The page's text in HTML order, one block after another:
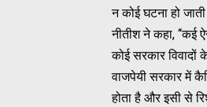
न कोई घटना हो
नीतीश ने कहा,
कोई सरकार विवादों
वाजपेयी सरकार में
होता है और इसी से